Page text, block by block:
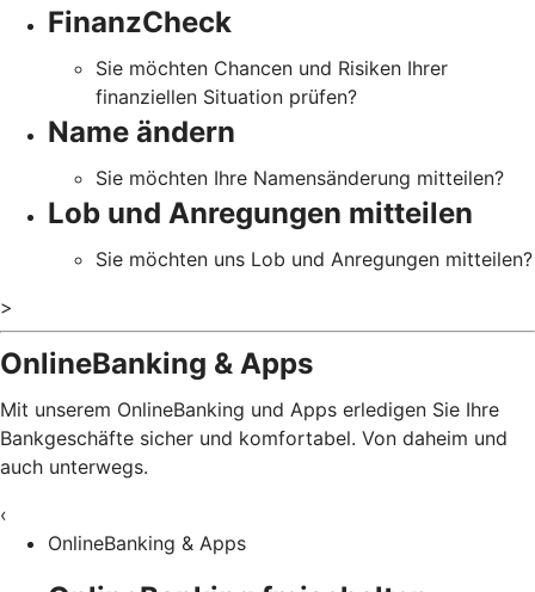
FinanzCheck
Sie möchten Chancen und Risiken Ihrer
finanziellen Situation prüfen?
Name ändern
Sie möchten Ihre Namensänderung mitteilen?
Lob und Anregungen mitteilen
Sie möchten uns Lob und Anregungen mitteilen?
>
OnlineBanking & Apps
Mit unserem OnlineBanking und Apps erledigen Sie Ihre
Bankgeschäfte sicher und komfortabel. Von daheim und
auch unterwegs.
‹
OnlineBanking & Apps